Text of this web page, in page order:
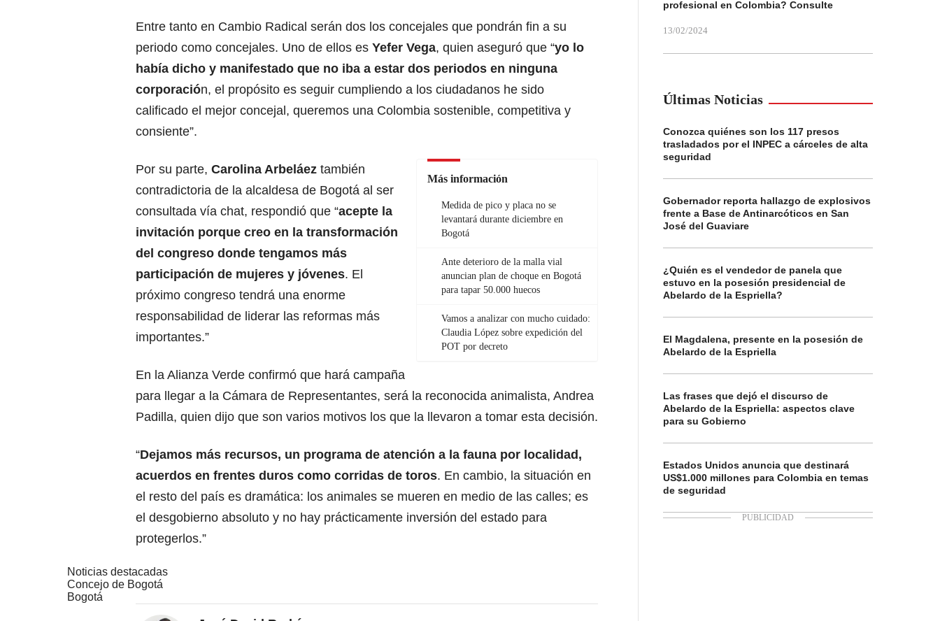
Entre tanto en Cambio Radical serán dos los concejales que pondrán fin a su
periodo como concejales. Uno de ellos es Yefer Vega, quien aseguró que “yo lo
había dicho y manifestado que no iba a estar dos periodos en ninguna
corporación, el propósito es seguir cumpliendo a los ciudadanos he sido
calificado el mejor concejal, queremos una Colombia sostenible, competitiva y
consiente”.
Más información
Medida de pico y placa no se
levantará durante diciembre en
Bogotá
Ante deterioro de la malla vial
anuncian plan de choque en Bogotá
para tapar 50.000 huecos
Vamos a analizar con mucho cuidado:
Claudia López sobre expedición del
POT por decreto
Por su parte, Carolina Arbeláez también
contradictoria de la alcaldesa de Bogotá al ser
consultada vía chat, respondió que “acepte la
invitación porque creo en la transformación
del congreso donde tengamos más
participación de mujeres y jóvenes. El
próximo congreso tendrá una enorme
responsabilidad de liderar las reformas más
importantes.”
En la Alianza Verde confirmó que hará campaña
para llegar a la Cámara de Representantes, será la reconocida animalista, Andrea
Padilla, quien dijo que son varios motivos los que la llevaron a tomar esta decisión.
“Dejamos más recursos, un programa de atención a la fauna por localidad,
acuerdos en frentes duros como corridas de toros. En cambio, la situación en
el resto del país es dramática: los animales se mueren en medio de las calles; es
el desgobierno absoluto y no hay prácticamente inversión del estado para
protegerlos.”
Noticias destacadas
Concejo de Bogotá
Bogotá
profesional en Colombia? Consulte
13/02/2024
Últimas Noticias
Conozca quiénes son los 117 presos
trasladados por el INPEC a cárceles de alta
seguridad
Gobernador reporta hallazgo de explosivos
frente a Base de Antinarcóticos en San
José del Guaviare
¿Quién es el vendedor de panela que
estuvo en la posesión presidencial de
Abelardo de la Espriella?
El Magdalena, presente en la posesión de
Abelardo de la Espriella
Las frases que dejó el discurso de
Abelardo de la Espriella: aspectos clave
para su Gobierno
Estados Unidos anuncia que destinará
US$1.000 millones para Colombia en temas
de seguridad